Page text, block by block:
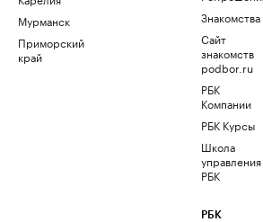
Мурманск
Приморский
край
Знакомства
Сайт
знакомств
podbor.ru
РБК
Компании
РБК Курсы
Школа
управления
РБК
РБК